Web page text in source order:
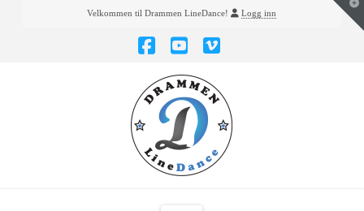
Velkommen til Drammen LineDance! Logg inn